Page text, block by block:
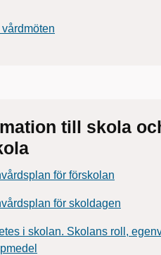
till skola
för förskolan
för skoldagen
i skolan. Skolans roll,